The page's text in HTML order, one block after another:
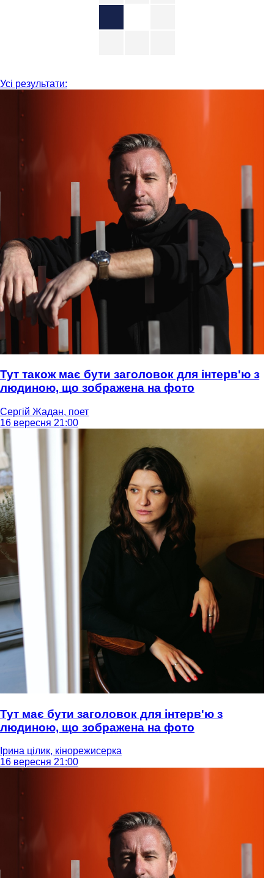
Усі результати:
Тут також має бути заголовок для інтерв'ю з
людиною, що зображена на фото
Сергій Жадан, поет
16 вересня 21:00
Тут має бути заголовок для інтерв'ю з
людиною, що зображена на фото
Ірина цілик, кінорежисерка
16 вересня 21:00